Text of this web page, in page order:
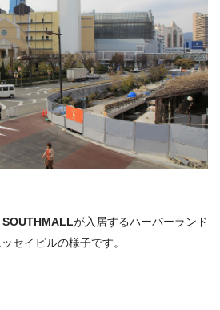
SOUTHMALLが入居するハーバーランド
セイビルの様子です。